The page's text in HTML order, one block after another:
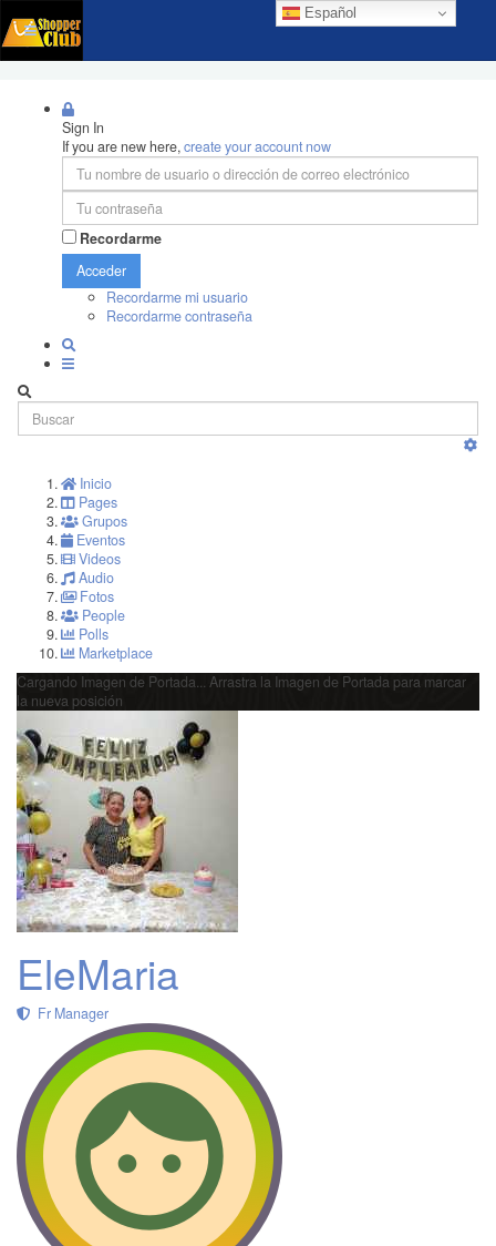
Español
Sign In
If you are new here,create your account now
Recordarme
Acceder
Recordarme mi usuario
Recordarme contraseña
Inicio
Pages
Grupos
Eventos
Videos
Audio
Fotos
People
Polls
Marketplace
Cargando Imagen de Portada...
Arrastra la Imagen de Portada para marcar
la nueva posición
EleMaria
Fr Manager